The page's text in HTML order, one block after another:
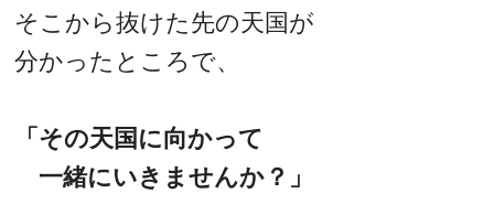
そこから抜けた先の天国が
分かったところで、
「その天国に向かって
一緒にいきませんか？」